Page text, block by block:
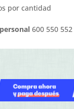
por cantidad
600 550 552